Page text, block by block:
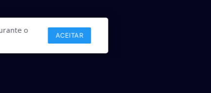
o
ACEITAR